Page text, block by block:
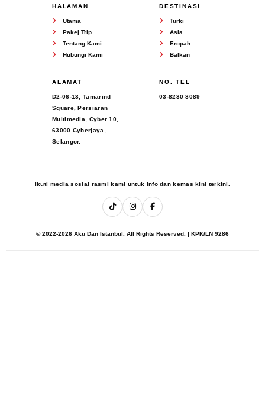
HALAMAN
Utama
Pakej Trip
Tentang Kami
Hubungi Kami
DESTINASI
Turki
Asia
Eropah
Balkan
ALAMAT
D2-06-13, Tamarind
Square, Persiaran
Multimedia, Cyber 10,
63000 Cyberjaya,
Selangor.
NO. TEL
03-8230 8089
Ikuti media sosial rasmi kami untuk info dan kemas kini terkini.
© 2022-2026 Aku Dan Istanbul. All Rights Reserved. | KPK/LN 9286